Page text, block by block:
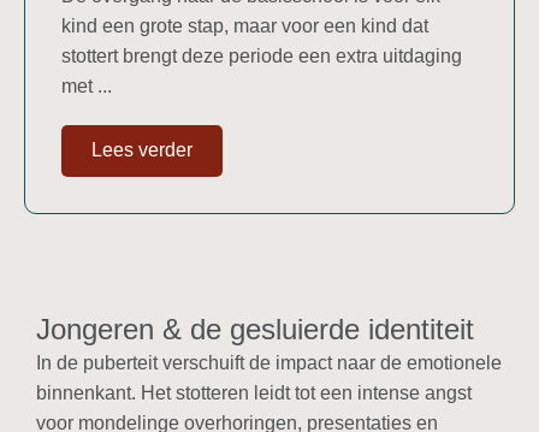
kind een grote stap, maar voor een kind dat
stottert brengt deze periode een extra uitdaging
met ...
Lees verder
Jongeren & de gesluierde identiteit
In de puberteit verschuift de impact naar de emotionele
binnenkant. Het stotteren leidt tot een intense angst
voor mondelinge overhoringen, presentaties en